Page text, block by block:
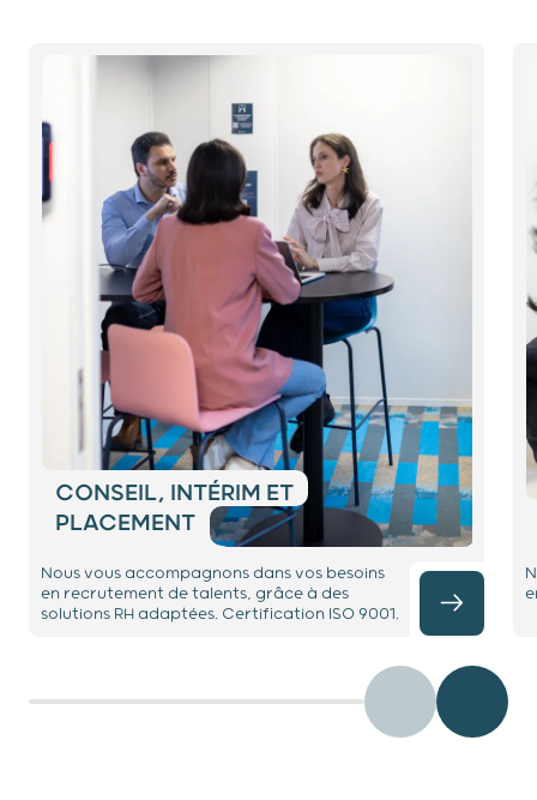
CONSEIL, INTÉRIM ET
PLACEMENT
Nous vous accompagnons dans vos besoins
en recrutement de talents, grâce à des
solutions RH adaptées. Certification ISO 9001.
Précédent